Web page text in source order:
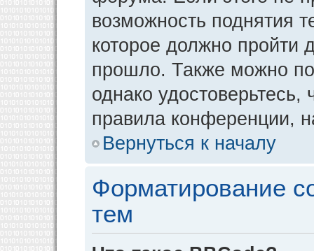
возможность поднятия
которое должно пройти
прошло. Также можно
однако
правила конференции,
Вернуться к началу
Форматирование
тем